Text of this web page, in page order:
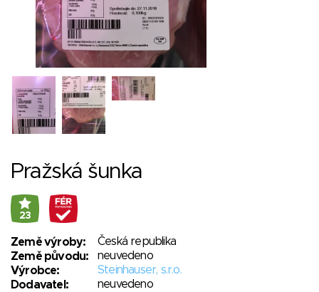
Pražská šunka
23
Země výroby:
Česká republika
Země původu:
neuvedeno
Výrobce:
Steinhauser, s.r.o.
Dodavatel:
neuvedeno